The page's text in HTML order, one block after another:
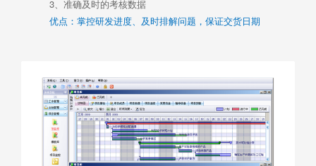
3、准确及时的考核数据
优点：掌控研发进度、及时排解问题，保证交货日期